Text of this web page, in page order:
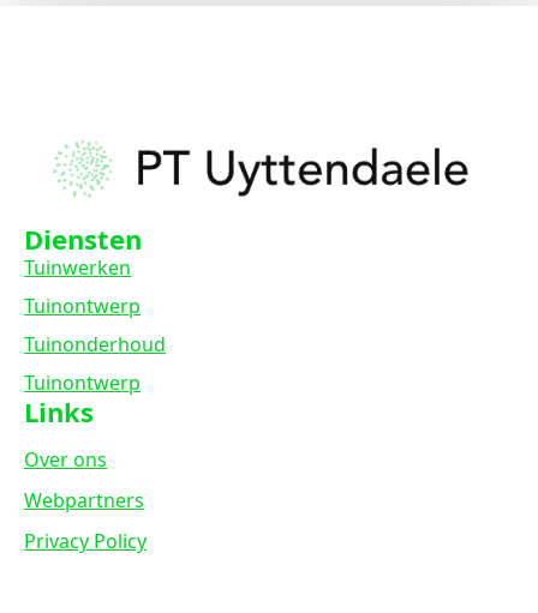
Diensten
Tuinwerken
Tuinontwerp
Tuinonderhoud
Tuinontwerp
Links
Over ons
Webpartners
Privacy Policy